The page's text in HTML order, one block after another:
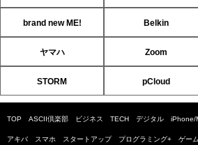
brand new ME! Belkin
ヤマハ Zoom
STORM pCloud
TOP ASCII倶楽部 ビジネス TECH デジタル iPhone/
アキバ スマホ スタートアップ プログラミング+ ゲーム